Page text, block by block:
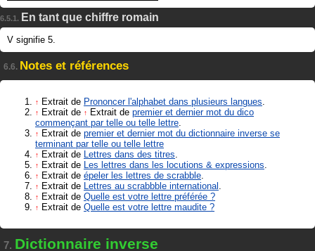
6.5.1. En tant que chiffre romain
V signifie 5.
6.6. Notes et références
↑ Extrait de Prononcer l'alphabet dans plusieurs langues
↑ Extrait de ↑ Extrait de premier et dernier mot du dico
commençant par telle ou telle lettre
↑ Extrait de premier et dernier mot du dictionnaire inverse se
terminant par telle ou telle lettre
↑ Extrait de Lettres dans des titres
↑ Extrait de Les lettres dans les locutions & expressions
↑ Extrait de épeler les lettres de scrabble
↑ Extrait de Lettres au scrabbble international
↑ Extrait de Quelle est votre lettre préférée ?
↑ Extrait de Quelle est votre lettre maudite ?
7. Dictionnaire inverse